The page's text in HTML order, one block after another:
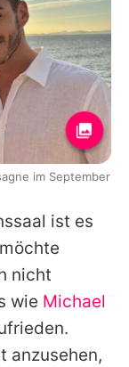
ist es
nicht
wie Michael
anzusehen,
im September